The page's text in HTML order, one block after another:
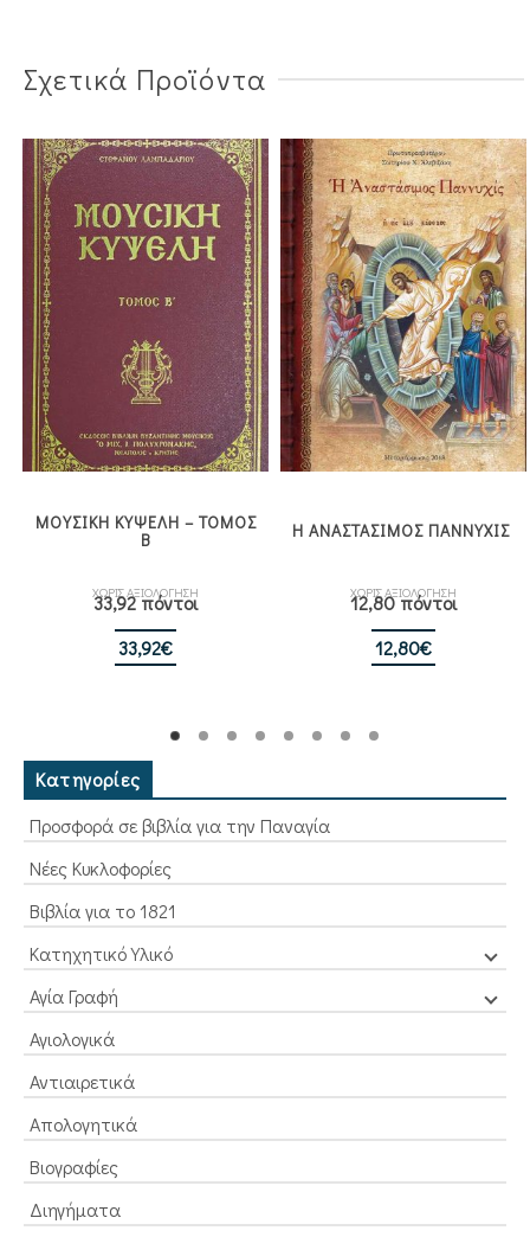
Σχετικά Προϊόντα
ΜΟΥΣΙΚΗ ΚΥΨΕΛΗ – ΤΟΜΟΣ
Β
ΧΩΡΙΣ ΑΞΙΟΛΟΓΗΣΗ
33,92 πόντοι
33,92€
Η ΑΝΑΣΤΑΣΙΜΟΣ ΠΑΝΝΥΧΙΣ
ΧΩΡΙΣ ΑΞΙΟΛΟΓΗΣΗ
12,80 πόντοι
12,80€
Κατηγορίες
Προσφορά σε βιβλία για την Παναγία
Νέες Κυκλοφορίες
Βιβλία για το 1821
Κατηχητικό Υλικό
Αγία Γραφή
Αγιολογικά
Αντιαιρετικά
Απολογητικά
Βιογραφίες
Διηγήματα